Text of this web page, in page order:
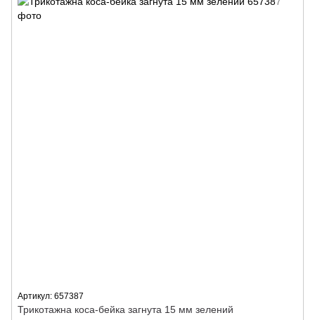
Артикул: 657387
Трикотажна коса-бейка загнута 15 мм зелений